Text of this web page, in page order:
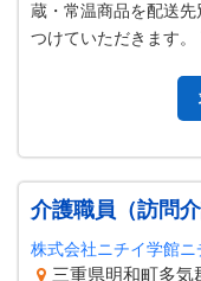
蔵・常温商品を配送
つけていただきます。
介護職員（訪問
株式会社ニチイ学館
三重県明和町多気